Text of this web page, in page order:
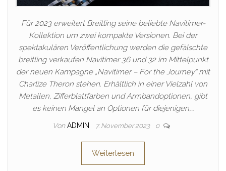
Für 2023 erweitert Breitling seine beliebte Navitimer-
Kollektion um zwei kompakte Versionen. Bei der
spektakulären Veröffentlichung werden die gefälschte
breitling verkaufen Navitimer 36 und 32 im Mittelpunkt
der neuen Kampagne „Navitimer – For the Journey“ mit
Charlize Theron stehen. Erhältlich in einer Vielzahl von
Metallen, Zifferblattfarben und Armbandoptionen, gibt
es keinen Mangel an Optionen für diejenigen,…
Von ADMIN 7. November 2023 0
Weiterlesen